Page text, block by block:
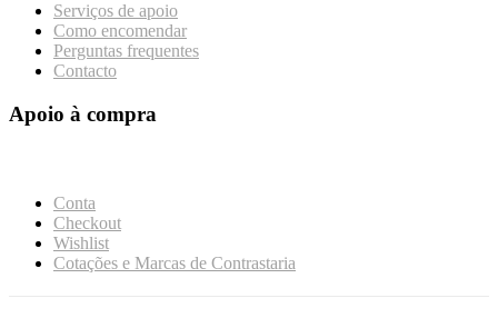
Serviços de apoio
Como encomendar
Perguntas frequentes
Contacto
Apoio à compra
Conta
Checkout
Wishlist
Cotações e Marcas de Contrastaria